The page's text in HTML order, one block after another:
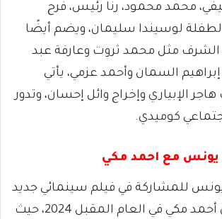
محمد محمود، رنا رئيس، فرح
والطفلة لوسيندا سليمان، ويضم أيضًا
مثل محمد ثروت وعارفة عبد
السمان وأحمد عزمي، يأتي
الإبياري وإخراج وائل إحسان، وتدور
كوميدي.
يونس مع احمد مكي
للمشاركة في فيلم سينمائي جديد
يجمعها بالفنان أحمد مكي في العام المقبل 2024، حيث